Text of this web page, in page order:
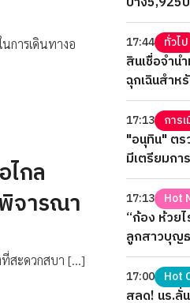
การเดินทางอ
ไกล
จารณา
ที่สะดวกสบา […]
17:44 ทั่วไป
สินเชื่อจำน
ฉุกเฉินสำห
17:13 การ
"อนุทิน" ตร
มีเตรียมการ
17:13 Hot
“ก้อง ห้วย
ลูกสาวบุญ
17:00 Hot
สลด! นร.ลั่